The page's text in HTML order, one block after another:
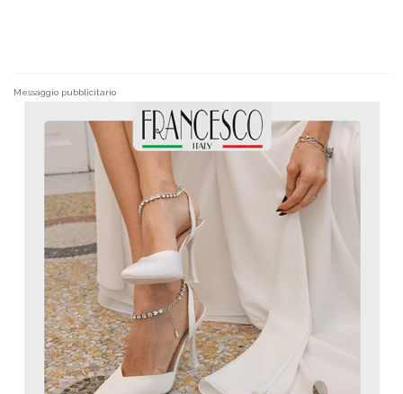
Messaggio pubblicitario